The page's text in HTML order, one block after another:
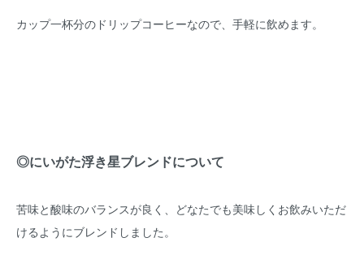
カップ一杯分のドリップコーヒーなので、手軽に飲めます。
◎にいがた浮き星ブレンドについて
苦味と酸味のバランスが良く、どなたでも美味しくお飲みいただ
けるようにブレンドしました。